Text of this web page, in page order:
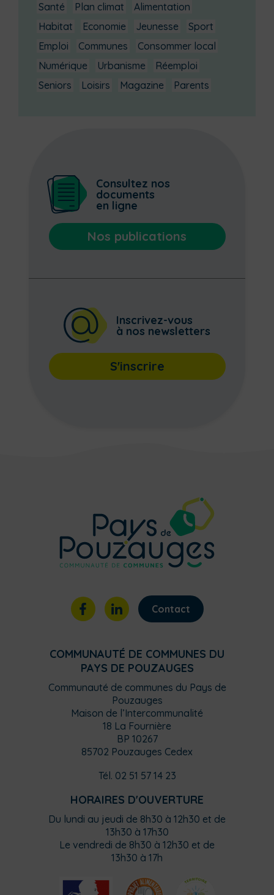
Santé
Plan climat
Alimentation
Habitat
Economie Jeunesse
Sport
Emploi
Communes
Consommer local
Numérique
Urbanisme
Réemploi
Seniors
Loisirs Magazine Parents
Consultez nos
documents
en ligne
Nos publications
Inscrivez-vous
à nos newsletters
S'inscrire
Contact
COMMUNAUTÉ DE COMMUNES DU
PAYS DE POUZAUGES
Communauté de communes du Pays de
Pouzauges
Maison de l’Intercommunalité
18 La Fournière
BP 10267
85702 Pouzauges Cedex
Tél. 02 51 57 14 23
HORAIRES D'OUVERTURE
Du lundi au jeudi de 8h30 à 12h30 et de
13h30 à 17h30
Le vendredi de 8h30 à 12h30 et de
13h30 à 17h